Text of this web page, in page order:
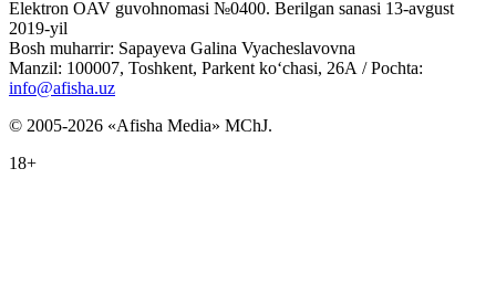
Elektron OAV guvohnomasi №0400. Berilgan sanasi 13-avgust
2019-yil
Bosh muharrir: Sapayeva Galina Vyacheslavovna
Manzil: 100007, Toshkent, Parkent ko‘chasi, 26А / Pochta:
info@afisha.uz
© 2005-2026 «Afisha Media» MChJ.
18+